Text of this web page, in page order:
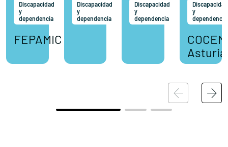
Discapacidad
y
dependencia
FEPAMIC
Discapacidad
y
dependencia
Discapacidad
y
dependencia
Discapacidad
y
dependencia
Conócenos
Explora
Accede al apartado personal de asociaciones